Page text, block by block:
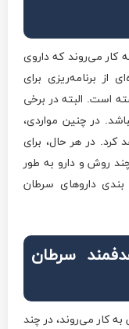
کار می‌روند که داروی
برنامه‌ریزی برای
است. البته در برخی
در چنین مواردی،
کرد. در هر حال، برای
روش و دارو به طور
داروهای سرطان
سرطان
کار می‌روند، در چند